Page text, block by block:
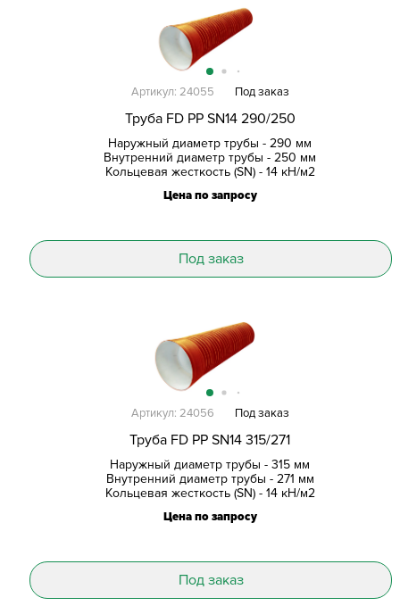
Труба FD PP SN14 290/250
Наружный диаметр трубы - 290 мм
Внутренний диаметр трубы - 250 мм
Кольцевая жесткость (SN) - 14 кН/м2
Артикул: 24055 Под заказ
Цена по запросу
Под заказ
Труба FD PP SN14 315/271
Наружный диаметр трубы - 315 мм
Внутренний диаметр трубы - 271 мм
Кольцевая жесткость (SN) - 14 кН/м2
Артикул: 24056 Под заказ
Цена по запросу
Под заказ